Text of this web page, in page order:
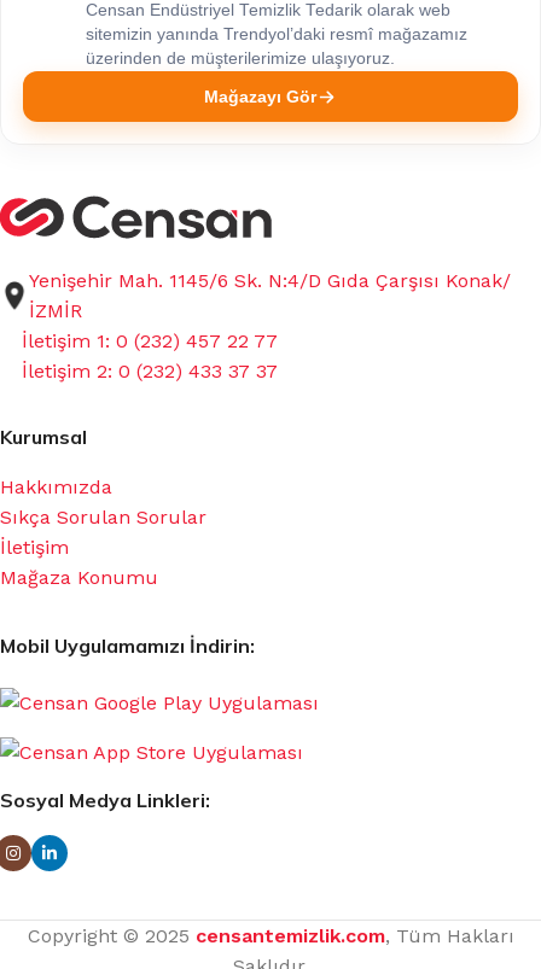
Censan Endüstriyel Temizlik Tedarik olarak web
sitemizin yanında Trendyol’daki resmî mağazamız
üzerinden de müşterilerimize ulaşıyoruz.
Mağazayı Gör
Yenişehir Mah. 1145/6 Sk. N:4/D Gıda Çarşısı Konak/
İZMİR
İletişim 1: 0 (232) 457 22 77
İletişim 2: 0 (232) 433 37 37
Kurumsal
Hakkımızda
Sıkça Sorulan Sorular
İletişim
Mağaza Konumu
Mobil Uygulamamızı İndirin:
Sosyal Medya Linkleri:
Copyright © 2025 censantemizlik.com, Tüm Hakları